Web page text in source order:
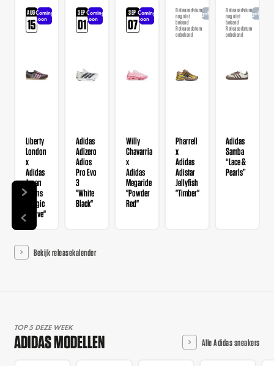
AUG
15
Coming
soon
Liberty
London
x
Adidas
Japan
Wmns
"Magic
Mauve"
SEP
01
Coming
soon
Adidas
Adizero
Adios
Pro Evo
3
"White
Black"
SEP
07
Coming
soon
Willy
Chavarria
x
Adidas
Megaride
"Powder
Red"
Releasedatum
nog niet
bekend
Releasedatum
onbekend
Aangekondigd
Pharrell
x
Adidas
Adistar
Jellyfish
"Timber"
Releasedatum
nog niet
bekend
Releasedatum
onbekend
Adidas
Samba
“Lace &
Pearls”
Bekijk releasekalender
TOP 5 DEZE WEEK
ADIDAS MODELLEN Alle Adidas sneakers